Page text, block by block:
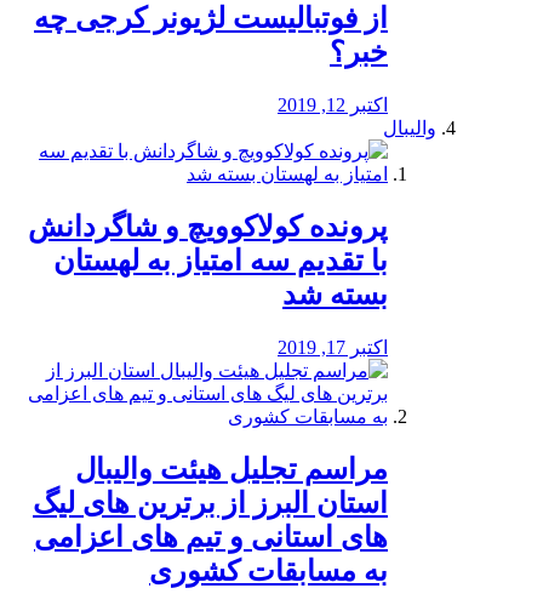
از فوتبالیست لژیونر کرجی چه
خبر؟
اکتبر 12, 2019
والیبال
پرونده کولاکوویچ و شاگردانش
با تقدیم سه امتیاز به لهستان
بسته شد
اکتبر 17, 2019
مراسم تجلیل هیئت والیبال
استان البرز از برترین های لیگ
های استانی و تیم های اعزامی
به مسابقات کشوری